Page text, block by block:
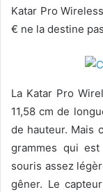
Katar Pro
€ ne la destine
La Katar Pro
11,58 cm de
de hauteur. Mais
grammes qui
souris assez
gêner. Le